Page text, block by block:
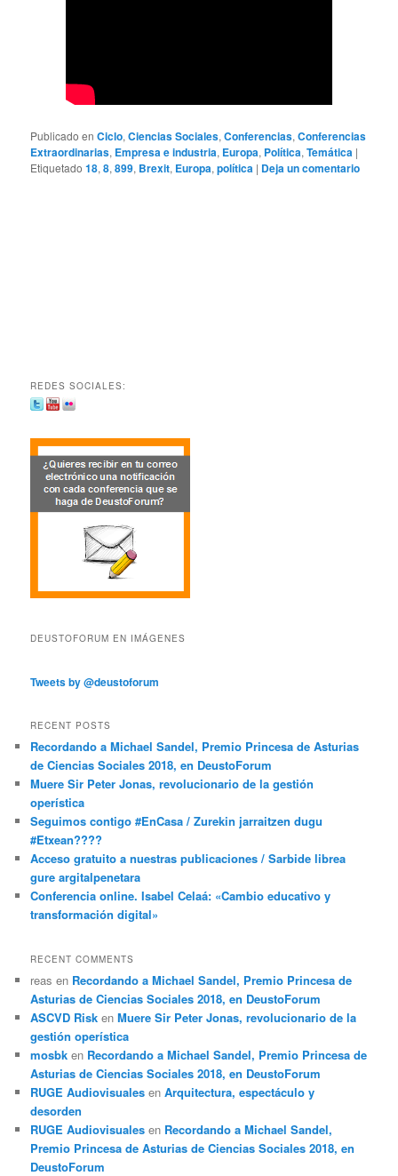
Publicado en Ciclo,Ciencias Sociales,Conferencias,Conferencias
Extraordinarias, Empresa e industria, Europa, Política,Temática |
Etiquetado 18,8,899, Brexit, Europa,política | Deja un comentario
REDES SOCIALES:
DEUSTOFORUM EN IMÁGENES
Tweets by @deustoforum
RECENT POSTS
Recordando a Michael Sandel, Premio Princesa de Asturias
de Ciencias Sociales 2018, en DeustoForum
Muere Sir Peter Jonas, revolucionario de la gestión
operística
Seguimos contigo #EnCasa / Zurekin jarraitzen dugu
#Etxean????
Acceso gratuito a nuestras publicaciones / Sarbide librea
gure argitalpenetara
Conferencia online. Isabel Celaá: «Cambio educativo y
transformación digital»
RECENT COMMENTS
reas en Recordando a Michael Sandel, Premio Princesa de
Asturias de Ciencias Sociales 2018, en DeustoForum
ASCVD Risk enMuere Sir Peter Jonas, revolucionario de la
gestión operística
mosbk en Recordando a Michael Sandel, Premio Princesa de
Asturias de Ciencias Sociales 2018, en DeustoForum
RUGE Audiovisuales enArquitectura, espectáculo y
desorden
RUGE Audiovisuales en Recordando a Michael Sandel,
Premio Princesa de Asturias de Ciencias Sociales 2018, en
DeustoForum